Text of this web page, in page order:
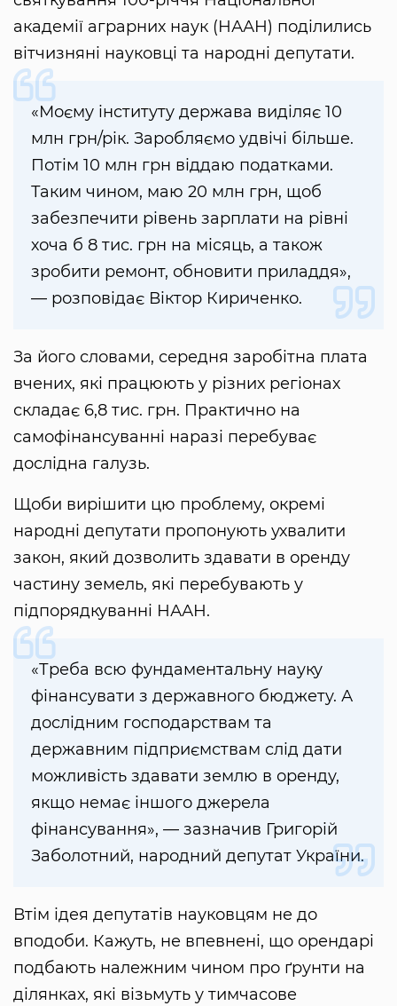
академії аграрних наук (НААН) поділились
вітчизняні науковці та народні депутати.
«Моєму інституту держава виділяє 10
млн грн/рік. Заробляємо удвічі більше.
Потім 10 млн грн віддаю податками.
Таким чином, маю 20 млн грн, щоб
забезпечити рівень зарплати на рівні
хоча б 8 тис. грн на місяць, а також
зробити ремонт, обновити приладдя»,
— розповідає Віктор Кириченко.
За його словами, середня заробітна плата
вчених, які працюють у різних регіонах
складає 6,8 тис. грн. Практично на
самофінансуванні наразі перебуває
дослідна галузь.
Щоби вирішити цю проблему, окремі
народні депутати пропонують ухвалити
закон, який дозволить здавати в оренду
частину земель, які перебувають у
підпорядкуванні НААН.
«Треба всю фундаментальну науку
фінансувати з державного бюджету. А
дослідним господарствам та
державним підприємствам слід дати
можливість здавати землю в оренду,
якщо немає іншого джерела
фінансування», — зазначив Григорій
Заболотний, народний депутат України.
Втім ідея депутатів науковцям не до
вподоби. Кажуть, не впевнені, що орендарі
подбають належним чином про ґрунти на
ділянках, які візьмуть у тимчасове